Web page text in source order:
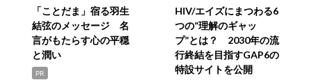
「ことだま」宿る羽生
結弦のメッセージ 名
言がもたらす心の平穏
と潤い
PR
HIV/エイズにまつわる6
つの“理解のギャッ
プ”とは？ 2030年の流
行終結を目指すGAP6の
特設サイトを公開